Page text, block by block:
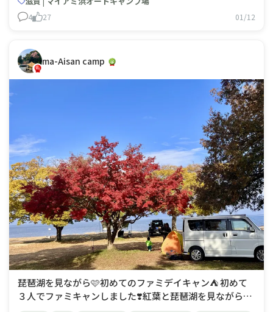
アコンがあって、冬夏
4 27 01/12
ma-Aisan camp
琵琶湖を見ながら🩷初めてのファミデイキャン⛺️ 初めて
３人でファミキャンしました❣️紅葉と琵琶湖を見ながらの